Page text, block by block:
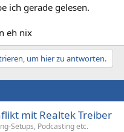
ich gerade gelesen.
eh nix
um hier zu antworten.
mit Realtek Treiber
Setups, Podcasting etc.